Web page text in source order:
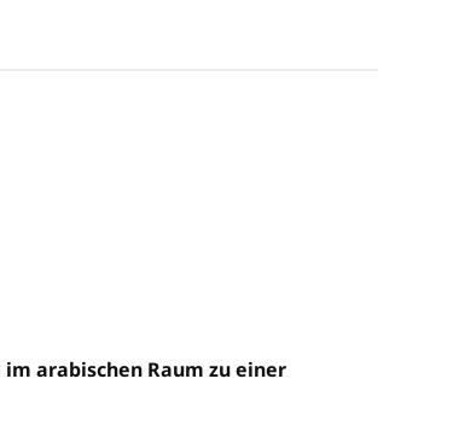
arabischen Raum zu einer